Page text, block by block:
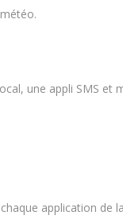
une appli SMS et
application de